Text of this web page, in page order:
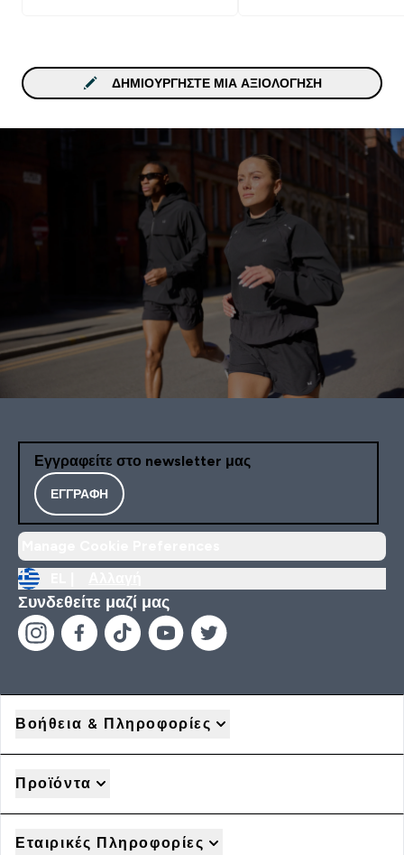
ΔΗΜΙΟΥΡΓΉΣΤΕ ΜΙΑ ΑΞΙΟΛΌΓΗΣΗ
Εγγραφείτε στο newsletter μας
ΕΓΓΡΑΦΉ
Συνδεθείτε μαζί μας
Βοήθεια & Πληροφορίες
Προϊόντα
Εταιρικές Πληροφορίες